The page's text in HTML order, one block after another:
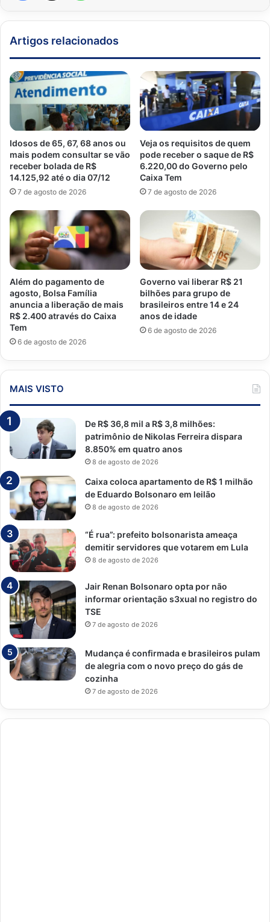
Artigos relacionados
Idosos de 65, 67, 68 anos ou
mais podem consultar se vão
receber bolada de R$
14.125,92 até o dia 07/12
7 de agosto de 2026
Veja os requisitos de quem
pode receber o saque de R$
6.220,00 do Governo pelo
Caixa Tem
7 de agosto de 2026
Além do pagamento de
agosto, Bolsa Família
anuncia a liberação de mais
R$ 2.400 através do Caixa
Tem
6 de agosto de 2026
Governo vai liberar R$ 21
bilhões para grupo de
brasileiros entre 14 e 24
anos de idade
6 de agosto de 2026
MAIS VISTO
De R$ 36,8 mil a R$ 3,8 milhões:
patrimônio de Nikolas Ferreira dispara
8.850% em quatro anos
8 de agosto de 2026
Caixa coloca apartamento de R$ 1 milhão
de Eduardo Bolsonaro em leilão
8 de agosto de 2026
“É rua”: prefeito bolsonarista ameaça
demitir servidores que votarem em Lula
8 de agosto de 2026
Jair Renan Bolsonaro opta por não
informar orientação s3xual no registro do
TSE
7 de agosto de 2026
Mudança é confirmada e brasileiros pulam
de alegria com o novo preço do gás de
cozinha
7 de agosto de 2026